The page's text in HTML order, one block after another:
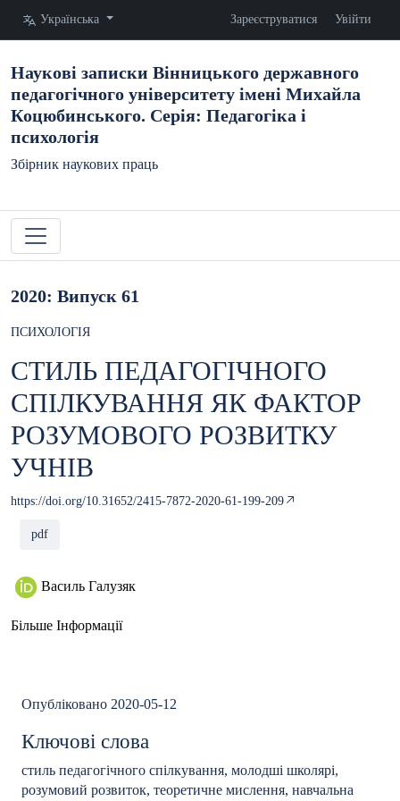
Змінити мову. Поточна мова:
Українська Зареєструватися Увійти
Наукові записки Вінницького державного
педагогічного університету імені Михайла
Коцюбинського. Серія: Педагогіка і
психологія
Збірник наукових праць
2020: Випуск 61
ПСИХОЛОГІЯ
СТИЛЬ ПЕДАГОГІЧНОГО
СПІЛКУВАННЯ ЯК ФАКТОР
РОЗУМОВОГО РОЗВИТКУ
УЧНІВ
https://doi.org/10.31652/2415-7872-2020-61-199-209
pdf
Василь Галузяк
Більше Інформації
Опубліковано 2020-05-12
Ключові слова
стиль педагогічного спілкування, молодші школярі,
розумовий розвиток, теоретичне мислення, навчальна